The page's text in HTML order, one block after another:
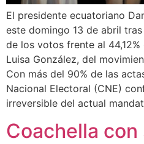
El presidente ecuatoriano
este domingo 13 de abril
de los votos frente al
Luisa González, del
Con más del 90% de las
Nacional Electoral (CNE)
irreversible del actual
Coachella con